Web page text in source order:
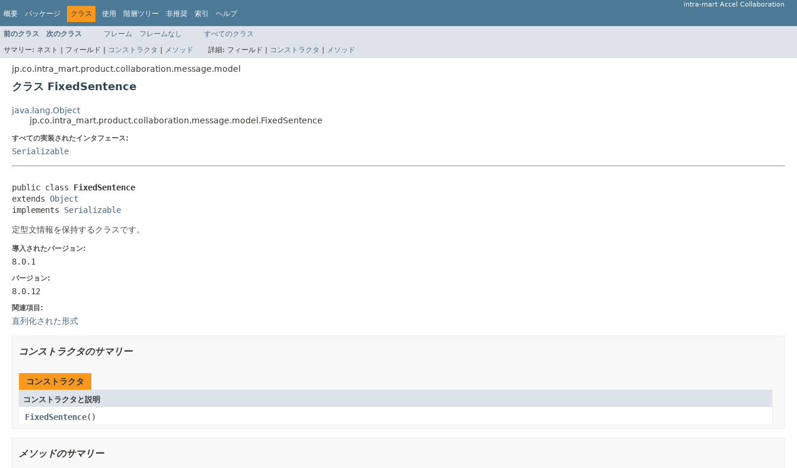
概要 パッケージ クラス 使用 階層ツリー 非推奨 索引 ヘルプ
intra-mart Accel Collaboration
前のクラス 次のクラス フレーム フレームなし
すべてのクラス
サマリー: ネスト | フィールド | コンストラクタ | メソッド 詳細: フィールド | コンストラクタ | メソッド
jp.co.intra_mart.product.collaboration.message.model
クラス FixedSentence
java.lang.Object
jp.co.intra_mart.product.collaboration.message.model.FixedSentence
すべての実装されたインタフェース:
Serializable
public class FixedSentence
extends Object
implements Serializable
定型文情報を保持するクラスです。
導入されたバージョン:
8.0.1
バージョン:
8.0.12
関連項目:
直列化された形式
コンストラクタのサマリー
コンストラクタ
コンストラクタと説明
FixedSentence()
メソッドのサマリー